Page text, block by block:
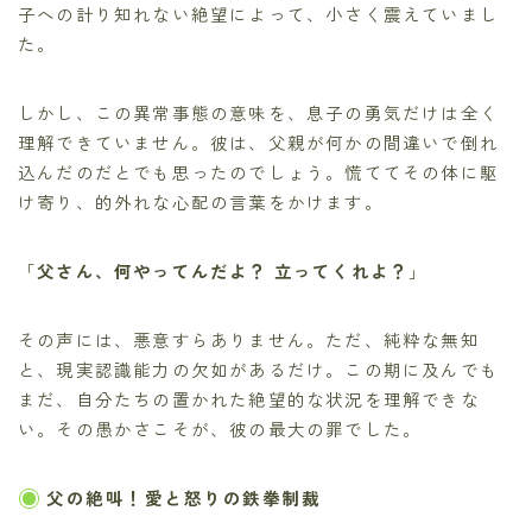
子への計り知れない絶望によって、小さく震えていまし
た。
しかし、この異常事態の意味を、息子の勇気だけは全く
理解できていません。彼は、父親が何かの間違いで倒れ
込んだのだとでも思ったのでしょう。慌ててその体に駆
け寄り、的外れな心配の言葉をかけます。
「父さん、何やってんだよ？ 立ってくれよ？ 」
その声には、悪意すらありません。ただ、純粋な無知
と、現実認識能力の欠如があるだけ。この期に及んでも
まだ、自分たちの置かれた絶望的な状況を理解できな
い。その愚かさこそが、彼の最大の罪でした。
父の絶叫！愛と怒りの鉄拳制裁